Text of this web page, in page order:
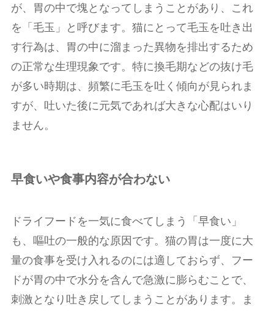
が、胃の中で塊となってしまうことがあり、これ
を「毛玉」と呼びます。猫にとって毛玉を吐き出
す行為は、胃の中に溜まった異物を排出するため
の正常な生理現象です。特に換毛期などの抜け毛
が多い時期は、頻繁に毛玉を吐く傾向が見られま
すが、吐いた後に元気であれば大きな心配はいり
ません。
早食いや食事内容が合わない
ドライフードを一気に食べてしまう「早食い」
も、嘔吐の一般的な原因です。猫の胃は一度に大
量の食事を受け入れるのには適しておらず、フー
ドが胃の中で水分を含んで急激に膨らむことで、
刺激となり吐き戻してしまうことがあります。ま